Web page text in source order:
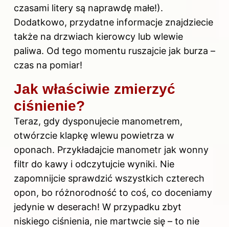
czasami litery są naprawdę małe!).
Dodatkowo, przydatne informacje znajdziecie
także na drzwiach kierowcy lub wlewie
paliwa. Od tego momentu ruszajcie jak burza –
czas na pomiar!
Jak właściwie zmierzyć
ciśnienie?
Teraz, gdy dysponujecie manometrem,
otwórzcie klapkę wlewu powietrza w
oponach. Przykładajcie manometr jak wonny
filtr do kawy i odczytujcie wyniki. Nie
zapomnijcie sprawdzić wszystkich czterech
opon, bo różnorodność to coś, co doceniamy
jedynie w deserach! W przypadku zbyt
niskiego ciśnienia, nie martwcie się – to nie